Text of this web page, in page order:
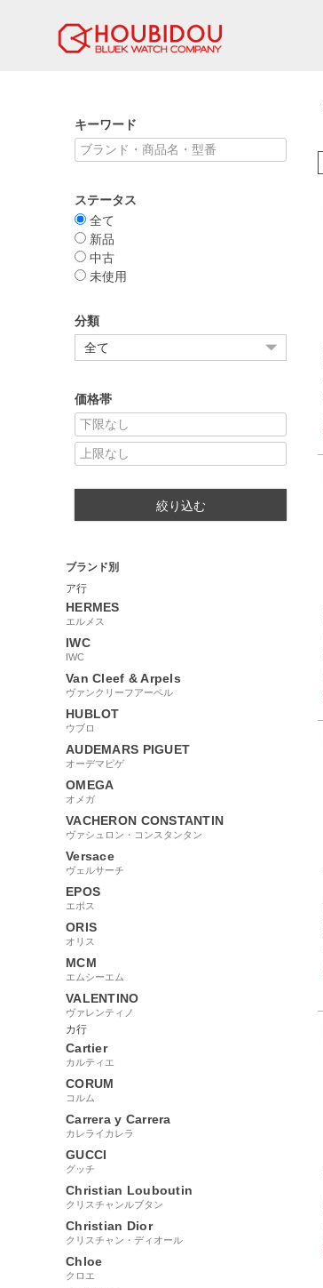
キーワード
ステータス
全て
新品
中古
未使用
分類
価格帯
絞り込む
ブランド別
ア行
HERMES
エルメス
IWC
IWC
Van Cleef & Arpels
ヴァンクリーフアーペル
HUBLOT
ウブロ
AUDEMARS PIGUET
オーデマピゲ
OMEGA
オメガ
VACHERON CONSTANTIN
ヴァシュロン・コンスタンタン
Versace
ヴェルサーチ
EPOS
エポス
ORIS
オリス
MCM
エムシーエム
VALENTINO
ヴァレンティノ
カ行
Cartier
カルティエ
CORUM
コルム
Carrera y Carrera
カレライカレラ
GUCCI
グッチ
Christian Louboutin
クリスチャンルブタン
Christian Dior
クリスチャン・ディオール
Chloe
クロエ